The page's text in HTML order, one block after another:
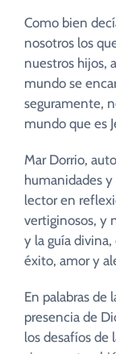
Como bien
nosotros los
nuestros hijos,
mundo se
seguramente,
mundo que es
Mar Dorrio,
humanidades
lector en
vertiginosos, y
y la guía
éxito, amor y
En palabras de
presencia de
los desafíos de